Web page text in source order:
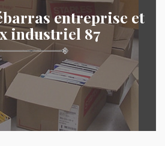
entreprise et
industriel 87